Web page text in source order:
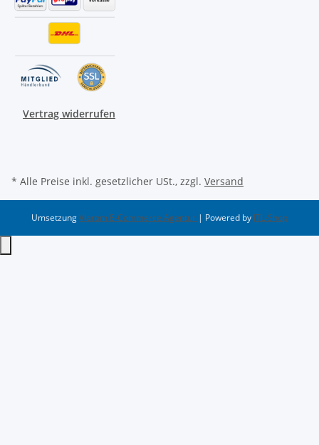
Vertrag widerrufen
* Alle Preise inkl. gesetzlicher USt., zzgl. Versand
UmsetzungVlarom E-Commerce Agentur | Powered by JTL-Shop